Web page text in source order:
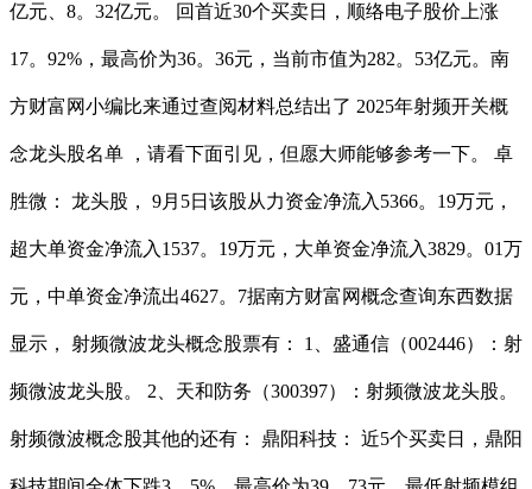
亿元、8。32亿元。 回首近30个买卖日，顺络电子股价上涨
17。92%，最高价为36。36元，当前市值为282。53亿元。南
方财富网小编比来通过查阅材料总结出了 2025年射频开关概
念龙头股名单 ，请看下面引见，但愿大师能够参考一下。 卓
胜微： 龙头股， 9月5日该股从力资金净流入5366。19万元，
超大单资金净流入1537。19万元，大单资金净流入3829。01万
元，中单资金净流出4627。7据南方财富网概念查询东西数据
显示， 射频微波龙头概念股票有： 1、盛通信（002446）：射
频微波龙头股。 2、天和防务（300397）：射频微波龙头股。
射频微波概念股其他的还有： 鼎阳科技： 近5个买卖日，鼎阳